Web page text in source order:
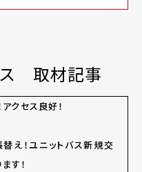
ス 取材記事
クセス良好！
え！ユニットバス新規交
す！